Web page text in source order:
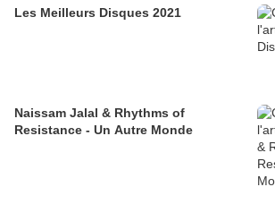
Les Meilleurs Disques 2021
Naissam Jalal & Rhythms of
Resistance - Un Autre Monde